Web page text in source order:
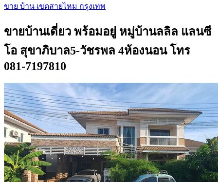
ขาย บ้าน เขตสายไหม กรุงเทพ
ขายบ้านเดี่ยว พร้อมอยู่ หมู่บ้านลลิล แลนซี
โอ สุขาภิบาล5-วัชรพล 4ห้องนอน โทร
081-7197810